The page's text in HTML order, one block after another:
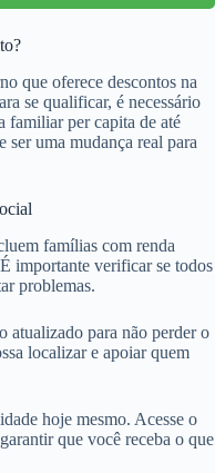
que oferece descontos na
se qualificar, é necessário
familiar per capita de até
uma mudança real para
famílias com renda
importante verificar se todos
problemas.
atualizado para não perder o
localizar e apoiar quem
hoje mesmo. Acesse o
que você receba o que